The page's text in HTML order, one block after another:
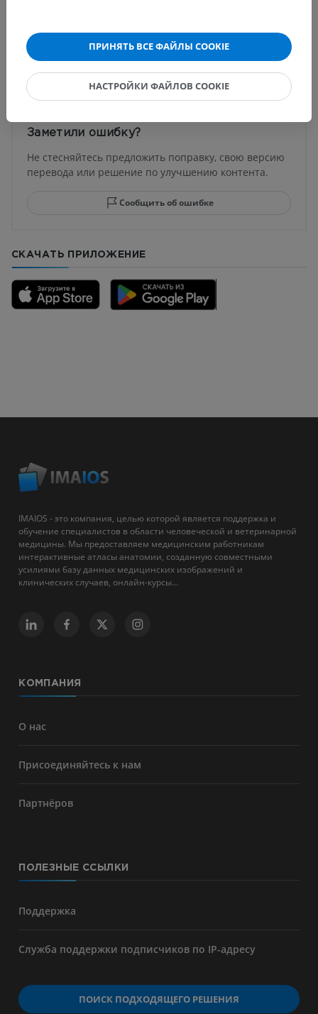
Переводы
Заметили ошибку?
Не стесняйтесь предложить поправку, свою версию
перевода или решение по улучшению контента.
Сообщить об ошибке
СКАЧАТЬ ПРИЛОЖЕНИЕ
IMAIOS - это компания, целью которой является поддержка и
обучение специалистов в области человеческой и ветеринарной
медицины. Мы предоставляем медицинским работникам
интерактивные атласы анатомии, созданную совместными
усилиями базу данных медицинских изображений и
клинических случаев, онлайн-курсы...
КОМПАНИЯ
О нас
Присоединяйтесь к нам
Партнёров
ПОЛЕЗНЫЕ ССЫЛКИ
Поддержка
Служба поддержки подписчиков по IP-адресу
ПОИСК ПОДХОДЯЩЕГО РЕШЕНИЯ
ПРИНЯТЬ ВСЕ ФАЙЛЫ COOKIE
НАСТРОЙКИ ФАЙЛОВ COOKIE